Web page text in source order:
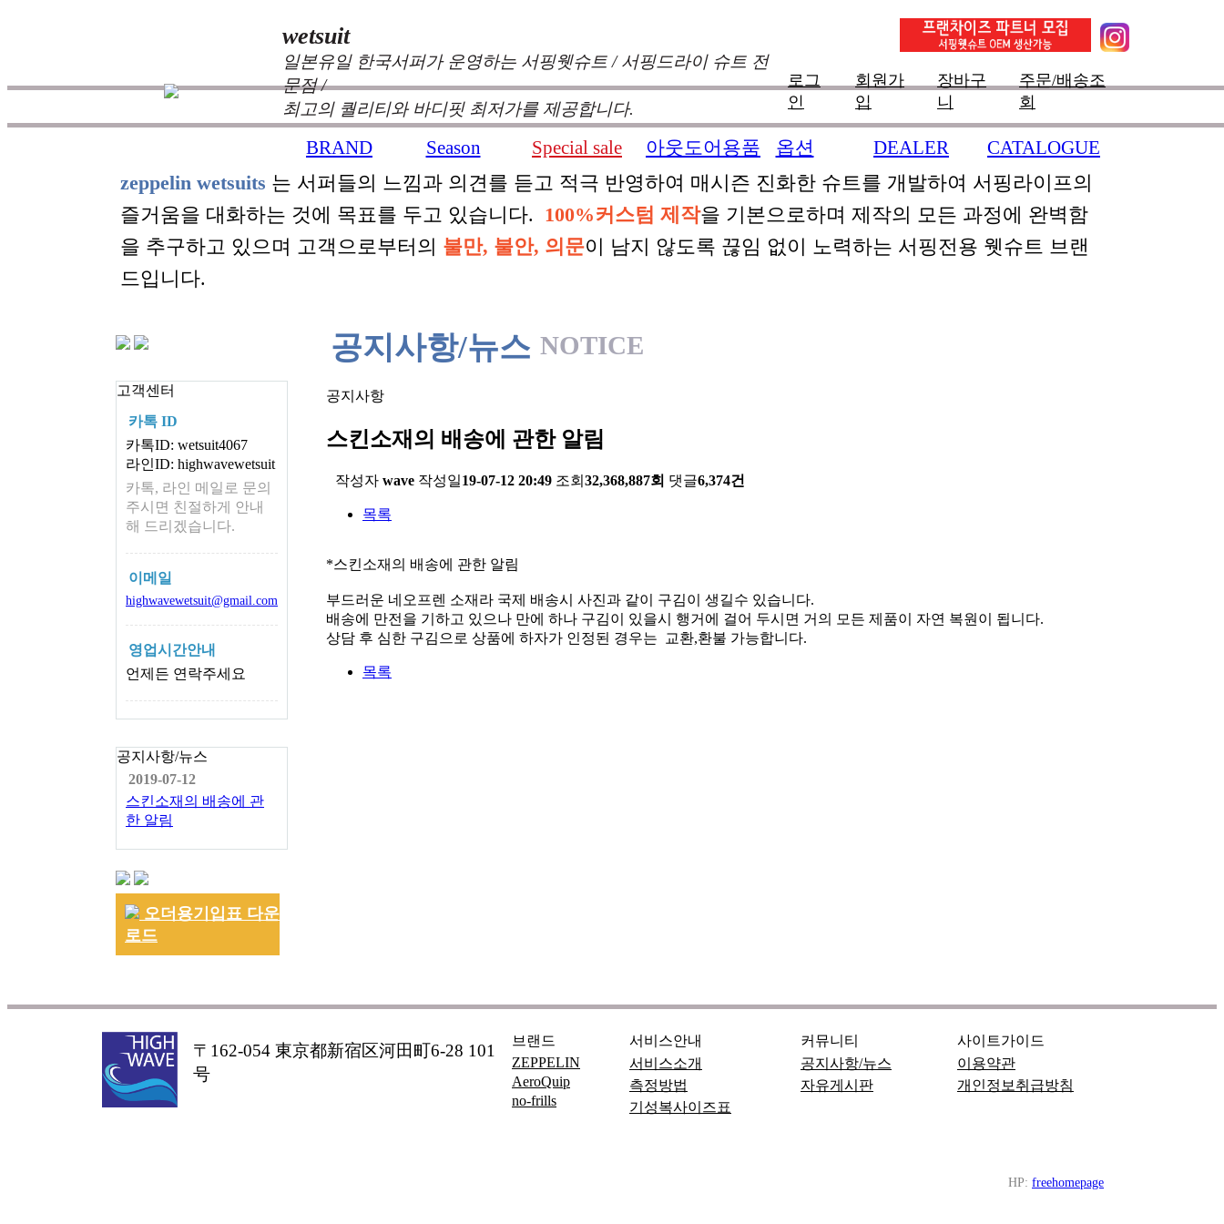
wetsuit
일본유일 한국서퍼가 운영하는 서핑웻슈트 / 서핑드라이 슈트 전
문점 /
최고의 퀄리티와 바디핏 최저가를 제공합니다.
로그
인
회원가
입
장바구
니
주문/배송조
회
BRAND Season Special sale 아웃도어용품 옵션 DEALER CATALOGUE
zeppelin wetsuits 는 서퍼들의 느낌과 의견를 듣고 적극 반영하여 매시즌 진화한 슈트를 개발하여 서핑라이프의
즐거움을 대화하는 것에 목표를 두고 있습니다. 100%커스텀 제작을 기본으로하며 제작의 모든 과정에 완벽함
을 추구하고 있으며 고객으로부터의 불만, 불안, 의문이 남지 않도록 끊임 없이 노력하는 서핑전용 웻슈트 브랜
드입니다.
고객센터
카톡 ID
카톡ID: wetsuit4067
라인ID: highwavewetsuit
카톡, 라인 메일로 문의
주시면 친절하게 안내
해 드리겠습니다.
이메일
highwavewetsuit@gmail.com
영업시간안내
언제든 연락주세요
공지사항/뉴스
2019-07-12
스킨소재의 배송에 관
한 알림
오더용기입표 다운
로드
공지사항/뉴스 NOTICE
공지사항
스킨소재의 배송에 관한 알림
작성자 wave 작성일19-07-12 20:49 조회 32,368,887회 댓글6,374건
목록
*스킨소재의 배송에 관한 알림
부드러운 네오프렌 소재라 국제 배송시 사진과 같이 구김이 생길수 있습니다.
배송에 만전을 기하고 있으나 만에 하나 구김이 있을시 행거에 걸어 두시면 거의 모든 제품이 자연 복원이 됩니다.
상담 후 심한 구김으로 상품에 하자가 인정된 경우는 교환,환불 가능합니다.
목록
〒162-054 東京都新宿区河田町6-28 101
号
브랜드
ZEPPELIN
AeroQuip
no-frills
서비스안내
서비스소개
측정방법
기성복사이즈표
커뮤니티
공지사항/뉴스
자유게시판
사이트가이드
이용약관
개인정보취급방침
HP: freehomepage